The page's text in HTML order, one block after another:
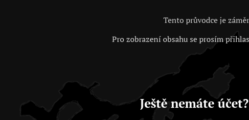
Tento průvodce je
Pro zobrazení obsahu se prosím
Ještě nemáte účet?